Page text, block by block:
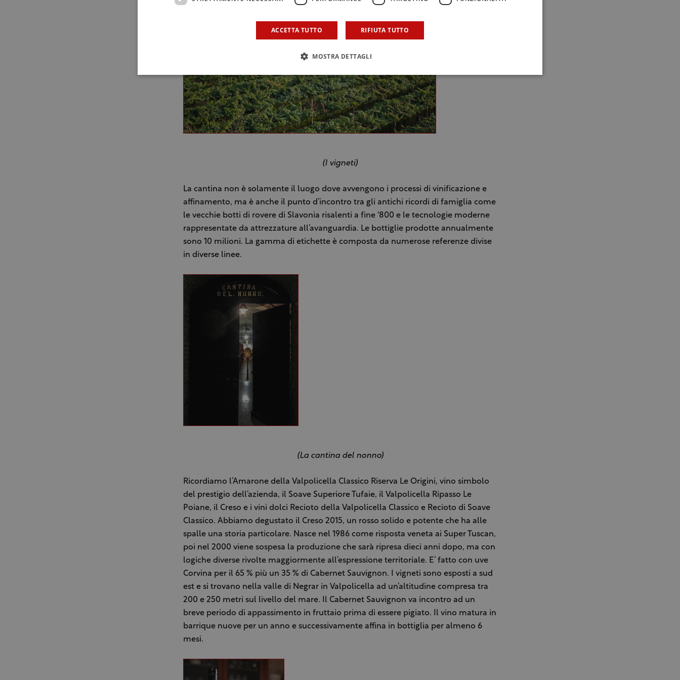
(I vigneti)
La cantina non è solamente il luogo dove avvengono i processi di vinificazione e
affinamento, ma è anche il punto d’incontro tra gli antichi ricordi di famiglia come
le vecchie botti di rovere di Slavonia risalenti a fine '800 e le tecnologie moderne
rappresentate da attrezzature all’avanguardia. Le bottiglie prodotte annualmente
sono 10 milioni. La gamma di etichette è composta da numerose referenze divise
in diverse linee.
(La cantina del nonno)
Ricordiamo l’Amarone della Valpolicella Classico Riserva Le Origini, vino simbolo
del prestigio dell’azienda, il Soave Superiore Tufaie, il Valpolicella Ripasso Le
Poiane, il Creso e i vini dolci Recioto della Valpolicella Classico e Recioto di Soave
Classico. Abbiamo degustato il Creso 2015, un rosso solido e potente che ha alle
spalle una storia particolare. Nasce nel 1986 come risposta veneta ai Super Tuscan,
poi nel 2000 viene sospesa la produzione che sarà ripresa dieci anni dopo, ma con
logiche diverse rivolte maggiormente all’espressione territoriale. E’ fatto con uve
Corvina per il 65 % più un 35 % di Cabernet Sauvignon. I vigneti sono esposti a sud
est e si trovano nella valle di Negrar in Valpolicella ad un’altitudine compresa tra
200 e 250 metri sul livello del mare. Il Cabernet Sauvignon va incontro ad un
breve periodo di appassimento in fruttaio prima di essere pigiato. Il vino matura in
barrique nuove per un anno e successivamente affina in bottiglia per almeno 6
mesi.
ACCETTA TUTTO RIFIUTA TUTTO
MOSTRA DETTAGLI